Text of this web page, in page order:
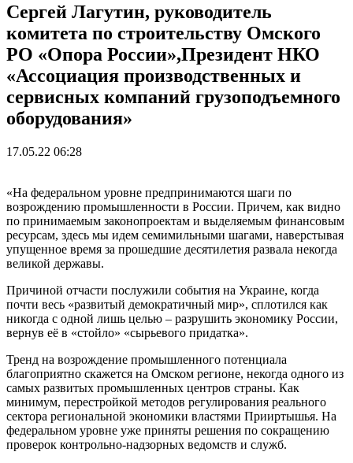
Сергей Лагутин, руководитель
комитета по строительству Омского
РО «Опора России»,Президент НКО
«Ассоциация производственных и
сервисных компаний грузоподъемного
оборудования»
17.05.22 06:28
«На федеральном уровне предпринимаются шаги по
возрождению промышленности в России. Причем, как видно
по принимаемым законопроектам и выделяемым финансовым
ресурсам, здесь мы идем семимильными шагами, наверстывая
упущенное время за прошедшие десятилетия развала некогда
великой державы.
Причиной отчасти послужили события на Украине, когда
почти весь «развитый демократичный мир», сплотился как
никогда с одной лишь целью – разрушить экономику России,
вернув её в «стойло» «сырьевого придатка».
Тренд на возрождение промышленного потенциала
благоприятно скажется на Омском регионе, некогда одного из
самых развитых промышленных центров страны. Как
минимум, перестройкой методов регулирования реального
сектора региональной экономики властями Прииртышья. На
федеральном уровне уже приняты решения по сокращению
проверок контрольно-надзорных ведомств и служб.